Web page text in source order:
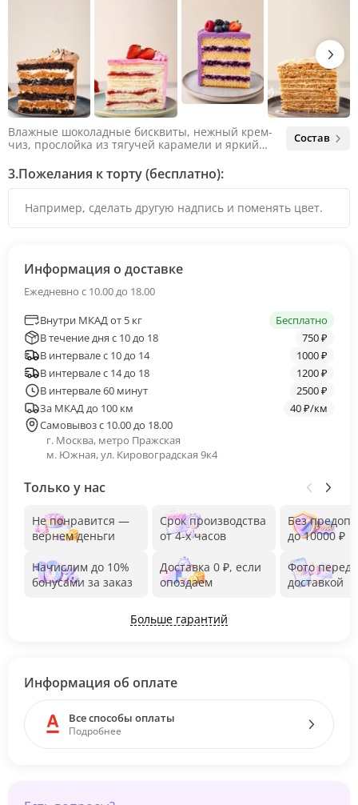
Влажные шоколадные бисквиты, нежный крем-
чиз, прослойка из тягучей карамели и яркий
яркий вкус шоколада и тягучей карамели, не
оставляя ни единого шанса остаться
Состав
3.Пожелания к торту (бесплатно):
Информация о доставке
Ежедневно с 10.00 до 18.00
Внутри МКАД от 5 кг
Бесплатно
В течение дня с 10 до 18
750 ₽
В интервале с 10 до 14
1000 ₽
В интервале с 14 до 18
1200 ₽
В интервале 60 минут
2500 ₽
За МКАД до 100 км
40 ₽/км
Самовывоз с 10.00 до 18.00
г. Москва, метро Пражская
м. Южная, ул. Кировоградская 9к4
Только у нас
Не понравится —
вернем деньги
Начислим до 10%
бонусами за заказ
Срок производства
от 4-х часов
Доставка 0 ₽, если
опоздаем
Без
до 10000 ₽
Фото перед
доставкой
Больше гарантий
Информация об оплате
Все способы оплаты
Подробнее